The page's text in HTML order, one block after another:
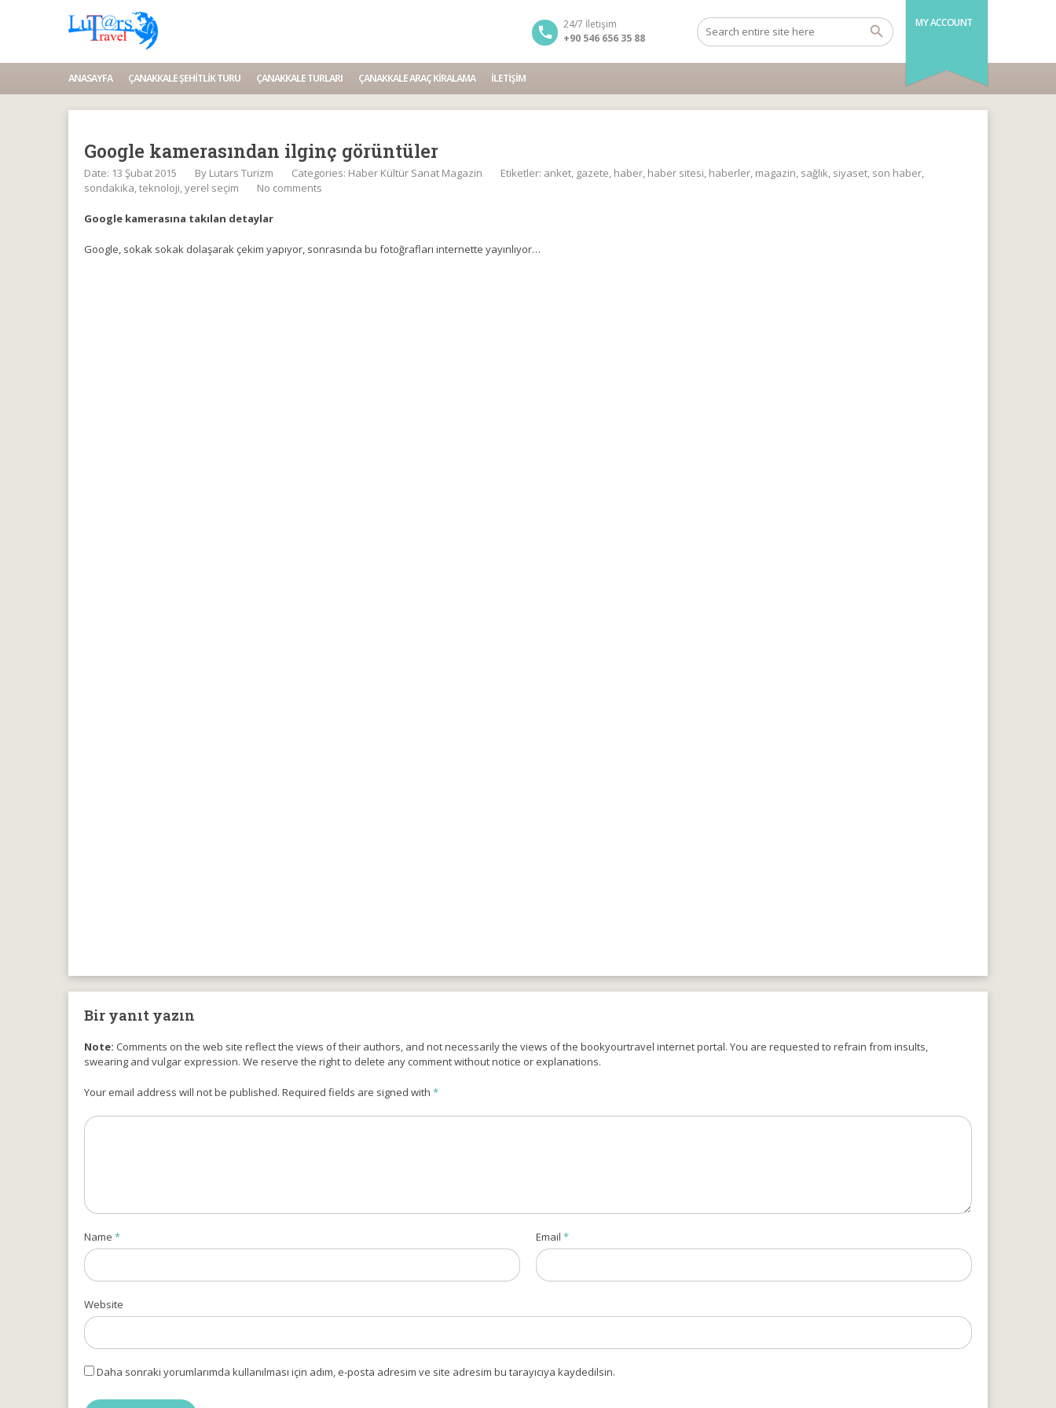
MY ACCOUNT
24/7 İletişim
+90 546 656 35 88
ANASAYFA ÇANAKKALE ŞEHITLIK TURU ÇANAKKALE TURLARI ÇANAKKALE ARAÇ KIRALAMA İLETIŞIM
Google kamerasından ilginç görüntüler
Date: 13 Şubat 2015 By Lutars Turizm Categories: Haber Kültür Sanat Magazin Etiketler: anket, gazete, haber, haber sitesi, haberler, magazin, sağlık, siyaset, son haber,
sondakika,teknoloji,yerel seçim No comments
Google kamerasına takılan detaylar
Google, sokak sokak dolaşarak çekim yapıyor, sonrasında bu fotoğrafları internette yayınlıyor…
Bir yanıt yazın
Note: Comments on the web site reflect the views of their authors, and not necessarily the views of the bookyourtravel internet portal. You are requested to refrain from insults,
swearing and vulgar expression. We reserve the right to delete any comment without notice or explanations.
Your email address will not be published. Required fields are signed with *
Name * Email *
Website
Daha sonraki yorumlarımda kullanılması için adım, e-posta adresim ve site adresim bu tarayıcıya kaydedilsin.